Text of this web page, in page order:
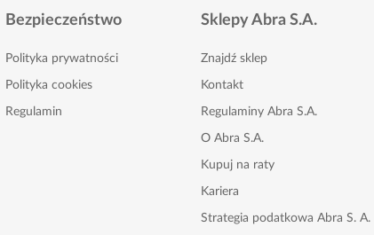
Bezpieczeństwo
Polityka prywatności
Polityka cookies
Regulamin
Sklepy Abra S.A.
Znajdź sklep
Kontakt
Regulaminy Abra S.A.
O Abra S.A.
Kupuj na raty
Kariera
Strategia podatkowa Abra S. A.